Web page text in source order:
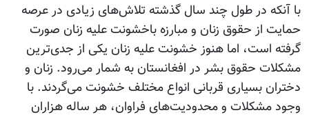
با آنکه در طول چند سال گذشته تلاش‌های زیادی در عرصه
حمایت از حقوق زنان و مبارزه باخشونت علیه زنان صورت
گرفته است، اما هنوز خشونت علیه زنان یکی از جدی‌ترین
مشکلات حقوق بشر در افغانستان به شمار می‌رود. زنان و
دختران بسیاری قربانی انواع مختلف خشونت می‌گردند. با
وجود مشکلات و محدودیت‌های فراوان، هر ساله هزاران